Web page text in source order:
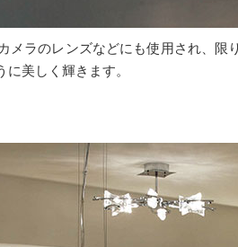
メラのレンズなどにも使用され、
美しく輝きます。